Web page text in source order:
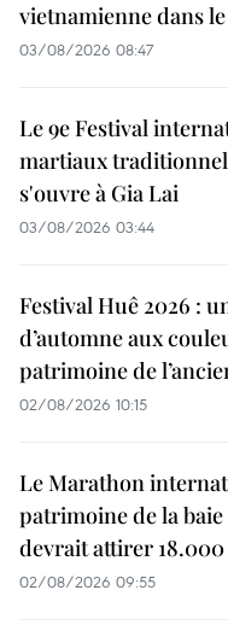
vietnamienne dans
03/08/2026 08:47
Le 9e Festival
martiaux
s'ouvre à Gia Lai
03/08/2026 03:44
Festival Huê 2026 :
d’automne aux
patrimoine de
02/08/2026 10:15
Le Marathon
patrimoine de la baie
devrait attirer
02/08/2026 09:55